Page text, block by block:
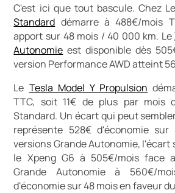
C'est ici que tout bascule. Chez
Standard démarre à 488€/mois
apport sur 48 mois / 40 000 km. Le
Autonomie est disponible dès
version Performance AWD atteint
Le Tesla Model Y Propulsion
TTC, soit 11€ de plus par mois
Standard. Un écart qui peut
représente 528€ d'économie
versions Grande Autonomie, l'écart
le Xpeng G6 à 505€/mois face
Grande Autonomie à 560€/
d'économie sur 48 mois en faveur